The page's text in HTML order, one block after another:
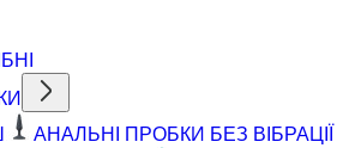
АНАЛЬНІ ПРОБКИ БЕЗ ВІБРАЦІЇ